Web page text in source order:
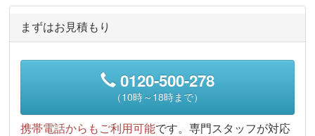
まずはお見積もり
0120-500-278
（10時～18時まで）
携帯電話からもご利用可能です。専門スタッフが対応